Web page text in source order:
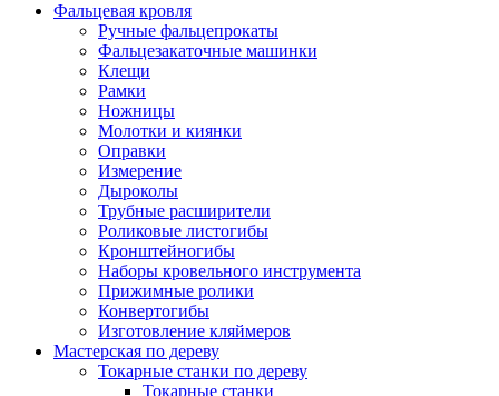
Фальцевая кровля
Ручные фальцепрокаты
Фальцезакаточные машинки
Клещи
Рамки
Ножницы
Молотки и киянки
Оправки
Измерение
Дыроколы
Трубные расширители
Роликовые листогибы
Кронштейногибы
Наборы кровельного инструмента
Прижимные ролики
Конвертогибы
Изготовление кляймеров
Мастерская по дереву
Токарные станки по дереву
Токарные станки